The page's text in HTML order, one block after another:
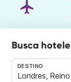
Busca
DESTINO